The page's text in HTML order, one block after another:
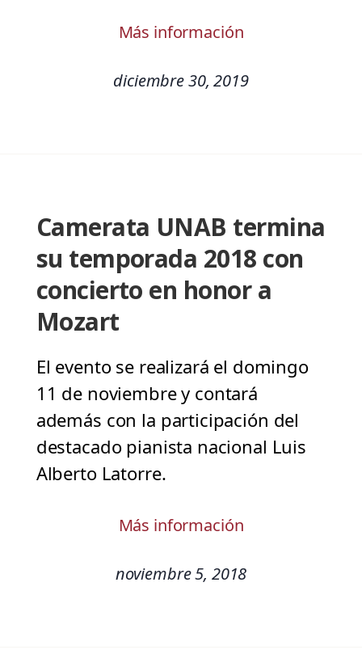
Más información
diciembre 30, 2019
Camerata UNAB termina
su temporada 2018 con
concierto en honor a
Mozart
El evento se realizará el domingo
11 de noviembre y contará
además con la participación del
destacado pianista nacional Luis
Alberto Latorre.
Más información
noviembre 5, 2018